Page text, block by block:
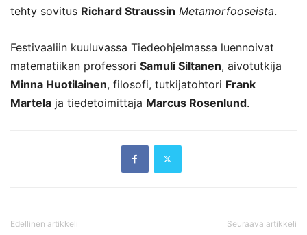
tehty sovitus Richard Straussin Metamorfooseista.
Festivaaliin kuuluvassa Tiedeohjelmassa luennoivat
matematiikan professori Samuli Siltanen, aivotutkija
Minna Huotilainen, filosofi, tutkijatohtori Frank
Martela ja tiedetoimittaja Marcus Rosenlund.
Edellinen artikkeli Seuraava artikkeli